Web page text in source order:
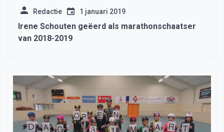
Redactie 1 januari 2019
Irene Schouten geëerd als marathonschaatser
van 2018-2019